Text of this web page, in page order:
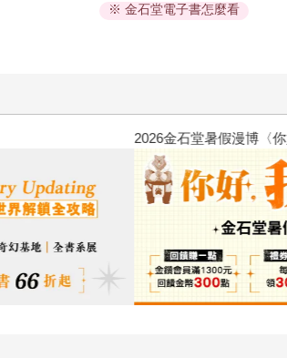
※ 金石堂電子書怎麼看
2026金石堂暑假漫